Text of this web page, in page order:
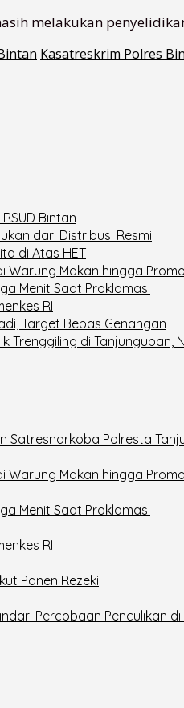
melakukan
Kasatreskrim Polres
Bintan
dari Distribusi Resmi
di Atas HET
Warung Makan hingga
Menit Saat Proklamasi
RI
Target Bebas Genangan
Trenggiling di Tanjunguban,
Satresnarkoba Polresta
Warung Makan hingga
Menit Saat Proklamasi
RI
Panen Rezeki
Percobaan Penculikan